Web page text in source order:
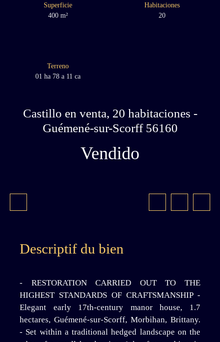
Superficie
400m²
Habitaciones
20
Terreno
01 ha 78 a 11 ca
Castillo en venta, 20 habitaciones -
Guémené-sur-Scorff 56160
Vendido
Descriptif du bien
- RESTORATION CARRIED OUT TO THE
HIGHEST STANDARDS OF CRAFTSMANSHIP -
Elegant early 17th-century manor house, 1.7
hectares, Guémené-sur-Scorff, Morbihan, Brittany.
- Set within a traditional hedged landscape on the